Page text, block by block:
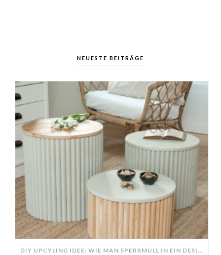
NEUESTE BEITRÄGE
DIY UPCYLING IDEE: WIE MAN SPERRMÜLL IN EIN DESIGNER TEIL VERWANDELT